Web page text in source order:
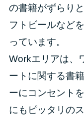
の書籍がずらり
フトビールなど
っています。
Workエリアは、
ートに関する書
ーにコンセント
にもピッタリの